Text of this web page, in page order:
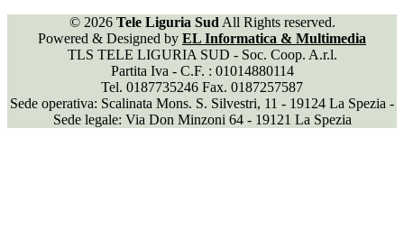
© 2026 Tele Liguria Sud All Rights reserved.
Powered & Designed by EL Informatica & Multimedia
TLS TELE LIGURIA SUD - Soc. Coop. A.r.l.
Partita Iva - C.F. : 01014880114
Tel. 0187735246 Fax. 0187257587
Sede operativa: Scalinata Mons. S. Silvestri, 11 - 19124 La Spezia -
Sede legale: Via Don Minzoni 64 - 19121 La Spezia